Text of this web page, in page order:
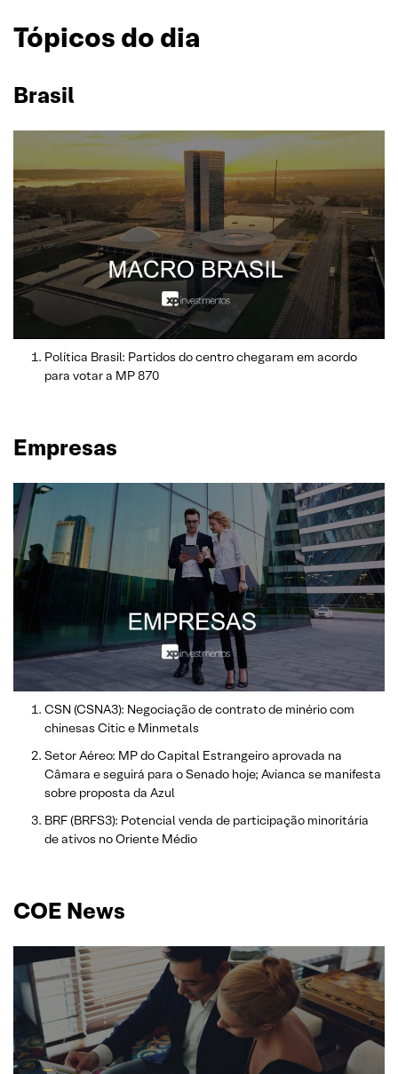
Tópicos do dia
Brasil
Política Brasil: Partidos do centro chegaram em acordo
para votar a MP 870
Empresas
CSN (CSNA3): Negociação de contrato de minério com
chinesas Citic e Minmetals
Setor Aéreo: MP do Capital Estrangeiro aprovada na
Câmara e seguirá para o Senado hoje; Avianca se manifesta
sobre proposta da Azul
BRF (BRFS3): Potencial venda de participação minoritária
de ativos no Oriente Médio
COE News